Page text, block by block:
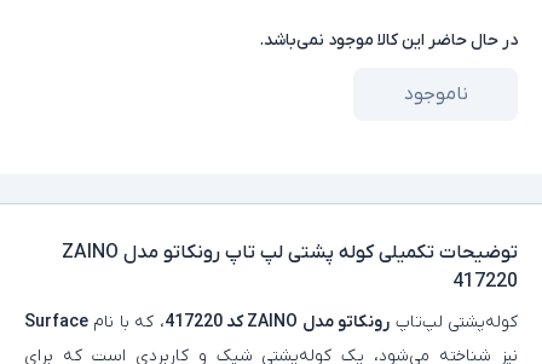
در حال حاضر این کالا موجود نمی‌باشد.
ناموجود
توضیحات تکمیلی
کوله پشتی لپ تاپ رونکاتو مدل ZAINO
417220
کوله‌پشتی لپ‌تاپ رونکاتو مدل ZAINO کد 417220 ، که با نام Surface
نیز شناخته می‌شود، یک کوله‌پشتی شیک و کاربردی است که برای